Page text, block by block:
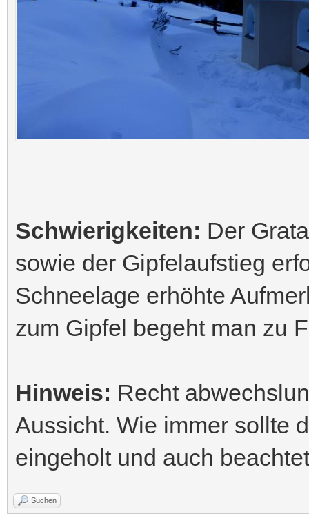
Schwierigkeiten: Der
sowie der Gipfelaufstieg
Schneelage erhöhte
zum Gipfel begeht man zu
Hinweis: Recht
Aussicht. Wie immer sollte
eingeholt und auch
Suchen